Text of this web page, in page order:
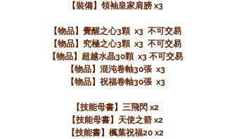
【裝備】領袖皇家肩膀 x3
【物品】覺醒之心3顆 x3 不可交易
【物品】究極之心3顆 x3 不可交易
【物品】超越水晶30顆 x3 不可交易
【物品】混沌卷軸30張 x3
【物品】祝福卷軸30張 x3
【技能母書】三飛閃 x2
【技能母書】天使之箭 x2
【技能書】楓葉祝福20 x2